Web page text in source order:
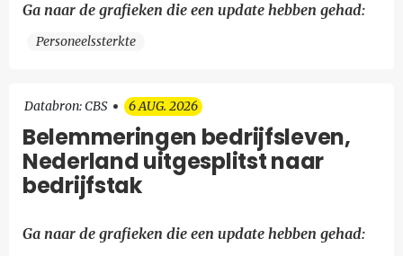
Ga naar de grafieken die een update hebben gehad:
Personeelssterkte
Databron: CBS 6 AUG. 2026
Belemmeringen bedrijfsleven,
Nederland uitgesplitst naar
bedrijfstak
Ga naar de grafieken die een update hebben gehad: